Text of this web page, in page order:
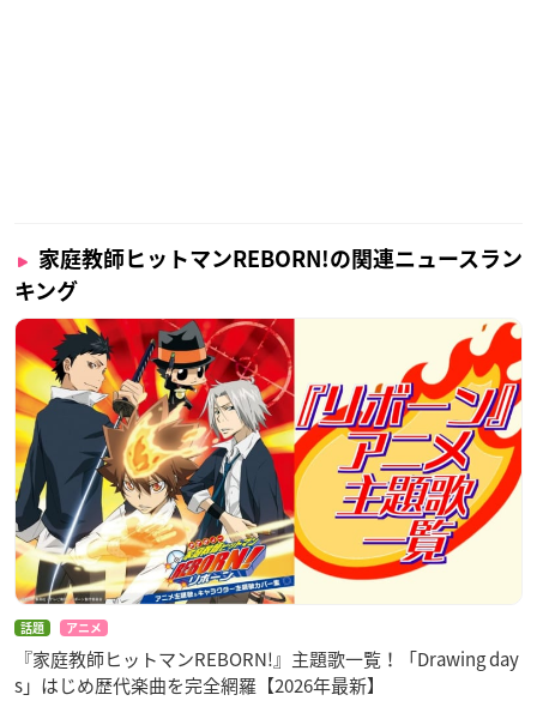
家庭教師ヒットマンREBORN!の関連ニュースラン
キング
話題 アニメ
『家庭教師ヒットマンREBORN!』主題歌一覧！「Drawing day
s」はじめ歴代楽曲を完全網羅【2026年最新】